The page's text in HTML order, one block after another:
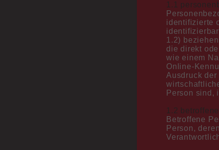
1.1
identifizierte
1.2)
die direkt
wie einem
Online-
Ausdruck
Person sind,
1.2
Betroffene
Person,